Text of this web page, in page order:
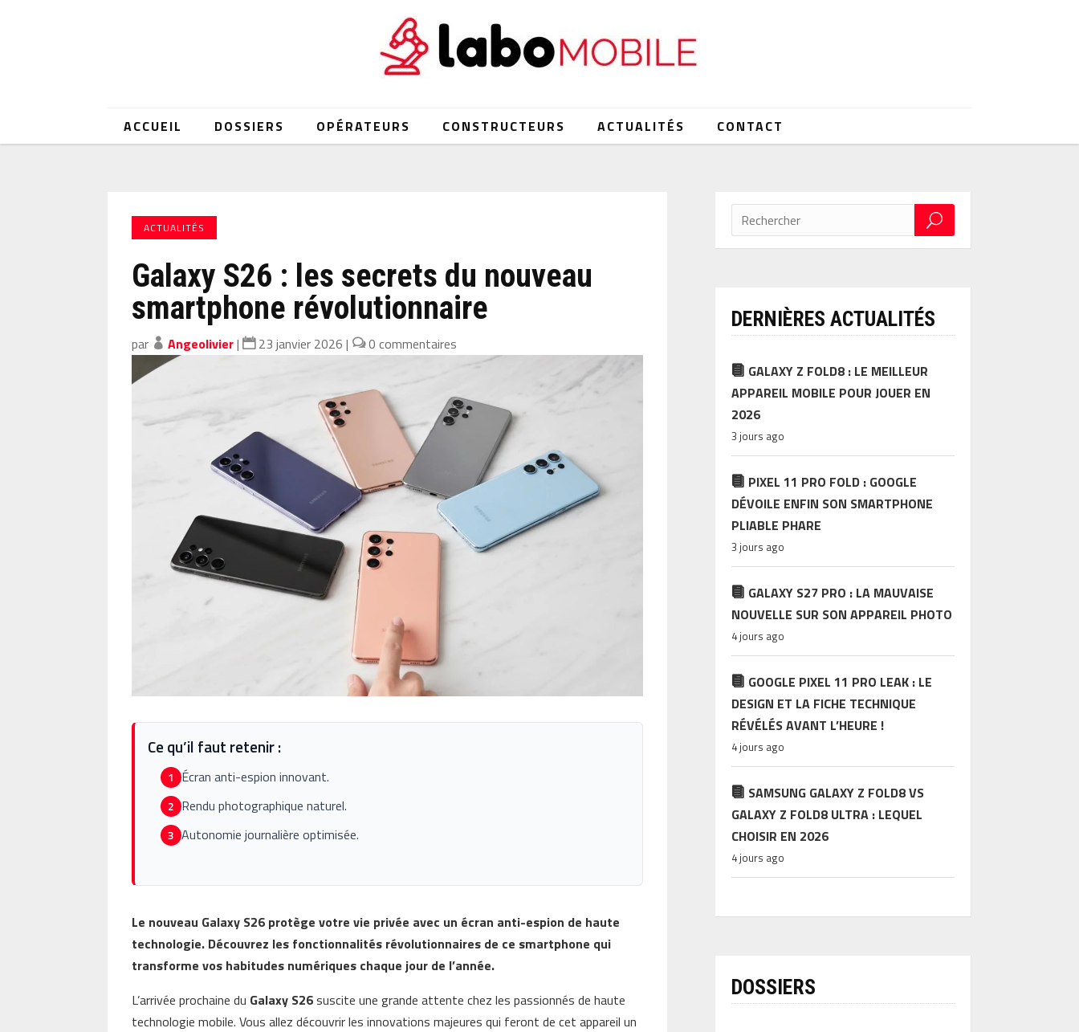
ACCUEIL DOSSIERS OPÉRATEURS CONSTRUCTEURS ACTUALITÉS CONTACT
ACTUALITÉS
Galaxy S26 : les secrets du nouveau
smartphone révolutionnaire
par Angeolivier| 23 janvier 2026 | 0 commentaires
Ce qu’il faut retenir :
1 Écran anti-espion innovant.
2 Rendu photographique naturel.
3 Autonomie journalière optimisée.
Le nouveau Galaxy S26 protège votre vie privée avec un écran anti-espion de haute
technologie. Découvrez les fonctionnalités révolutionnaires de ce smartphone qui
transforme vos habitudes numériques chaque jour de l’année.
L’arrivée prochaine du Galaxy S26suscite une grande attente chez les passionnés de haute
technologie mobile. Vous allez découvrir les innovations majeures qui feront de cet appareil un
DERNIÈRES ACTUALITÉS
GALAXY Z FOLD8 : LE MEILLEUR
APPAREIL MOBILE POUR JOUER EN
2026
3 jours ago
PIXEL 11 PRO FOLD : GOOGLE
DÉVOILE ENFIN SON SMARTPHONE
PLIABLE PHARE
3 jours ago
GALAXY S27 PRO : LA MAUVAISE
NOUVELLE SUR SON APPAREIL PHOTO
4 jours ago
GOOGLE PIXEL 11 PRO LEAK : LE
DESIGN ET LA FICHE TECHNIQUE
RÉVÉLÉS AVANT L’HEURE !
4 jours ago
SAMSUNG GALAXY Z FOLD8 VS
GALAXY Z FOLD8 ULTRA : LEQUEL
CHOISIR EN 2026
4 jours ago
DOSSIERS